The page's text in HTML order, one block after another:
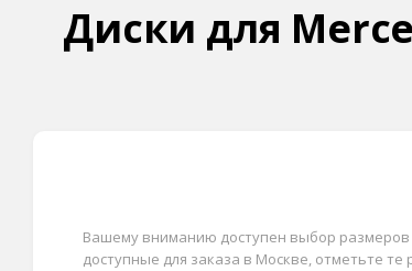
Диски для
Вашему вниманию доступен выбор размеров
доступные для заказа в Москве, отметьте